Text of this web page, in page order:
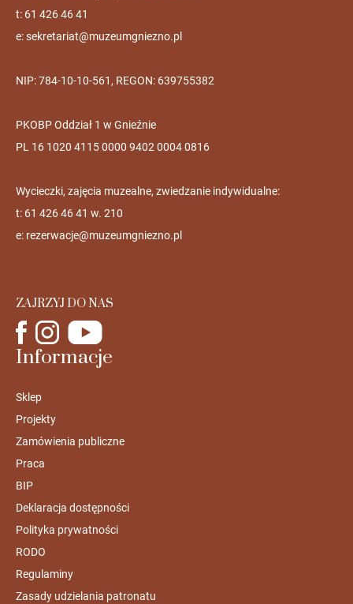
t: 61 426 46 41
e:sekretariat@muzeumgniezno.pl
NIP: 784-10-10-561, REGON: 639755382
PKOBP Oddział 1 w Gnieźnie
PL 16 1020 4115 0000 9402 0004 0816
Wycieczki, zajęcia muzealne, zwiedzanie indywidualne:
t: 61 426 46 41 w. 210
e: rezerwacje@muzeumgniezno.pl
ZAJRZYJ DO NAS
Informacje
Sklep
Projekty
Zamówienia publiczne
Praca
BIP
Deklaracja dostępności
Polityka prywatności
RODO
Regulaminy
Zasady udzielania patronatu